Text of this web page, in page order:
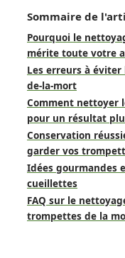
Sommaire de
Pourquoi le
mérite toute votre
Les erreurs à
de-la-mort
Comment nettoyer
pour un résultat
Conservation
garder vos
Idées gourmandes
cueillettes
FAQ sur le
trompettes de la